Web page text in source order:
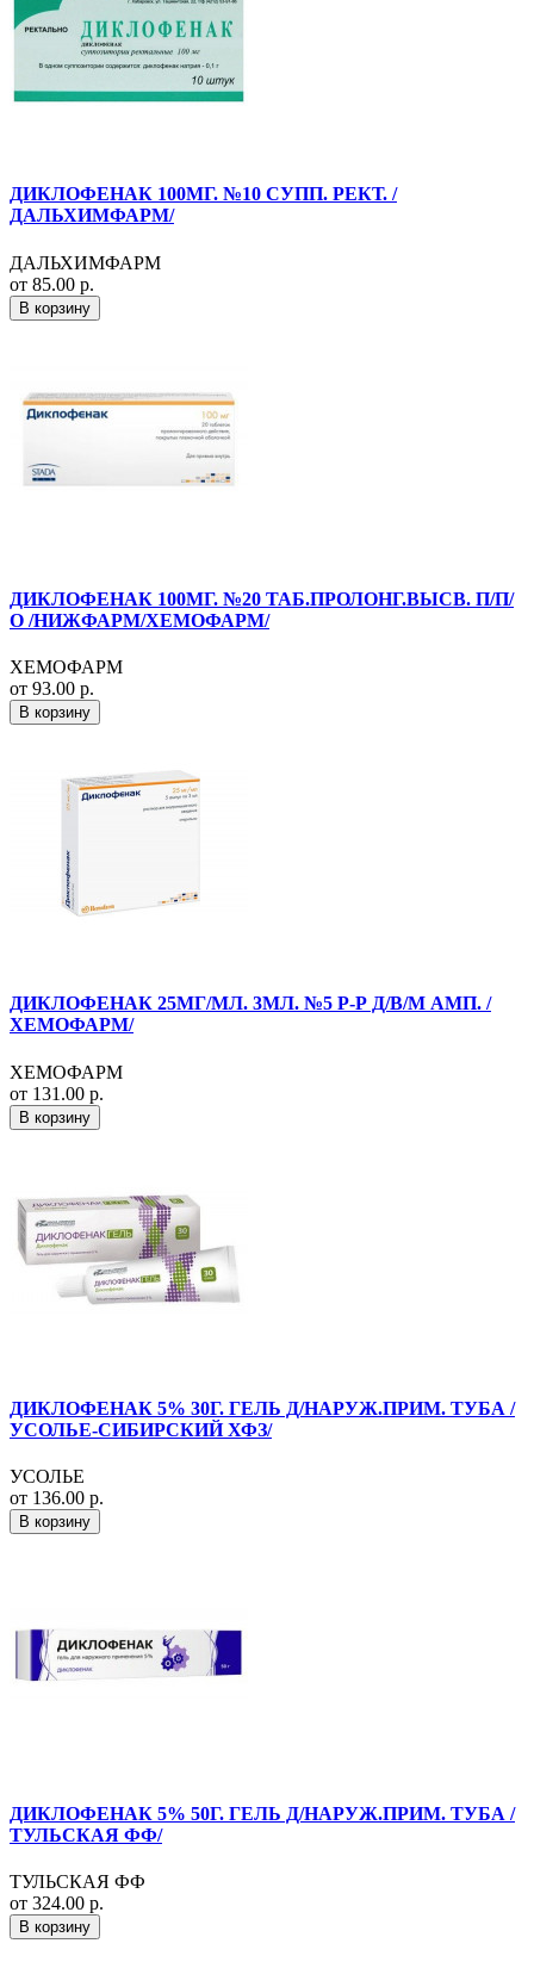
ДИКЛОФЕНАК 100МГ. №10 СУПП. РЕКТ. /
ДАЛЬХИМФАРМ/
ДАЛЬХИМФАРМ
от 85.00 р.
В корзину
ДИКЛОФЕНАК 100МГ. №20 ТАБ.ПРОЛОНГ.ВЫСВ. П/П/
О /НИЖФАРМ/ХЕМОФАРМ/
ХЕМОФАРМ
от 93.00 р.
В корзину
ДИКЛОФЕНАК 25МГ/МЛ. 3МЛ. №5 Р-Р Д/В/М АМП. /
ХЕМОФАРМ/
ХЕМОФАРМ
от 131.00 р.
В корзину
ДИКЛОФЕНАК 5% 30Г. ГЕЛЬ Д/НАРУЖ.ПРИМ. ТУБА /
УСОЛЬЕ-СИБИРСКИЙ ХФЗ/
УСОЛЬЕ
от 136.00 р.
В корзину
ДИКЛОФЕНАК 5% 50Г. ГЕЛЬ Д/НАРУЖ.ПРИМ. ТУБА /
ТУЛЬСКАЯ ФФ/
ТУЛЬСКАЯ ФФ
от 324.00 р.
В корзину